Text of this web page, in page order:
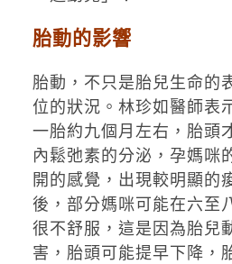
胎動的影響
胎動，不只是胎兒生命的
位的狀況。林珍如醫師表
一胎約九個月左右，胎頭
內鬆弛素的分泌，孕媽咪
開的感覺，出現較明顯的
後，部分媽咪可能在六至
很不舒服，這是因為胎兒
害，胎頭可能提早下降，